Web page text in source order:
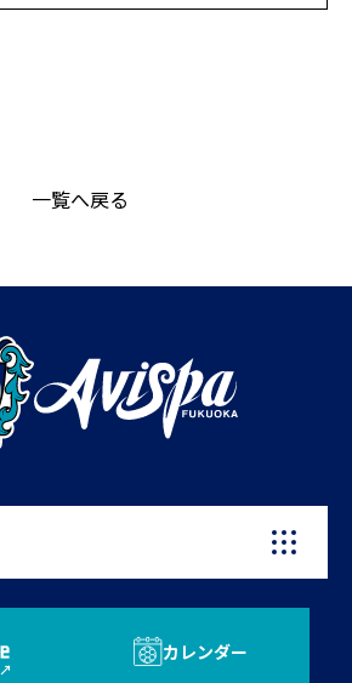
一覧へ戻る
カレンダー